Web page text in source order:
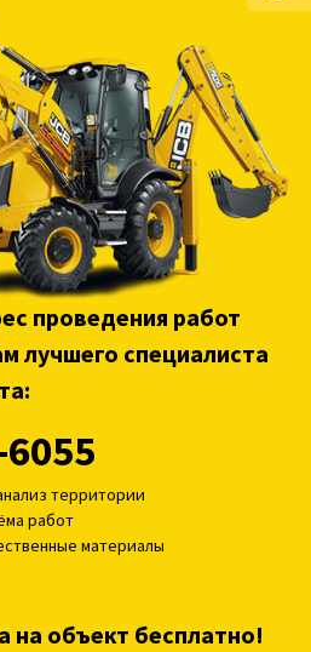
проведения работ
лучшего специалиста
территории
работ
материалы
на объект бесплатно!